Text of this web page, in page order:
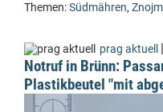
Themen:Südmähren,
prag aktuell |
Notruf in Brünn:
Plastikbeutel "mit